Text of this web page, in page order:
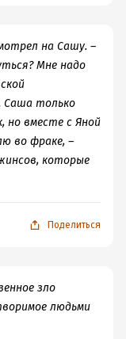
на Сашу. –
Мне надо
Саша только
но вместе с Яной
во фраке, –
которые
Поделиться
зло
людьми